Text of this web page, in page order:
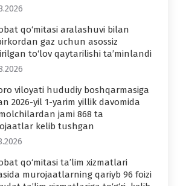
qo‘mitasi aralashuvi bilan
gaz uchun asossiz
to‘lov qaytarilishi ta’minlandi
viloyati hududiy boshqarmasiga
2026-yil 1-yarim yillik davomida
jami 868 ta
kelib tushgan
qo‘mitasi ta’lim xizmatlari
murojaatlarning qariyb 96 foizi